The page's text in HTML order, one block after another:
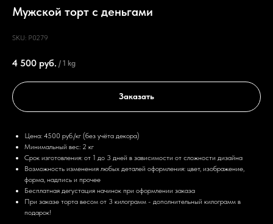
Мужской торт с деньгами
SKU: P0279
4 500 руб. / 1 kg
Заказать
Цена: 4500 руб./кг (без учёта декора)
Минимальный вес: 2 кг
Срок изготовления: от 1 до 3 дней в зависимости от сложности дизайна
Возможность изменения любых деталей оформления: цвет, изображение,
форма, надпись и прочее
Бесплатная дегустация начинок при оформлении заказа
При заказе торта весом от 3 килограмм - дополнительный килограмм в
подарок!